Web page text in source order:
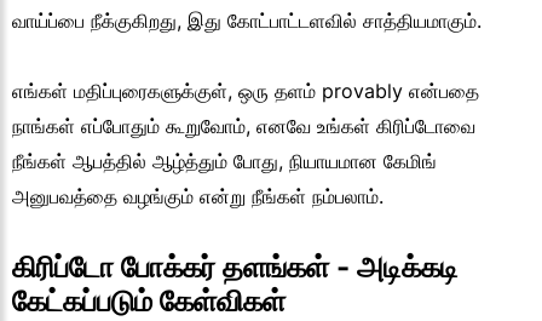
வாய்ப்பை நீக்குகிறது, இது கோட்பாட்டளவில் சாத்தியமாகும்.
எங்கள் மதிப்புரைகளுக்குள், ஒரு தளம் provably என்பதை
நாங்கள் எப்போதும் கூறுவோம், எனவே உங்கள் கிரிப்டோவை
நீங்கள் ஆபத்தில் ஆழ்த்தும் போது, நியாயமான கேமிங்
அனுபவத்தை வழங்கும் என்று நீங்கள் நம்பலாம்.
கிரிப்டோ போக்கர் தளங்கள் - அடிக்கடி
கேட்கப்படும் கேள்விகள்